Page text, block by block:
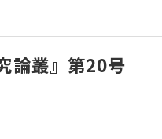
論叢』第20号